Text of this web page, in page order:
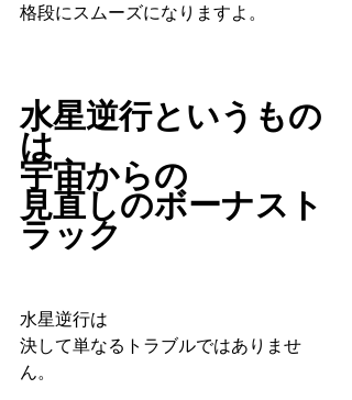
格段にスムーズになりますよ。
水星逆行というもの
は
宇宙からの
見直しのボーナスト
ラック
水星逆行は
決して単なるトラブルではありませ
ん。